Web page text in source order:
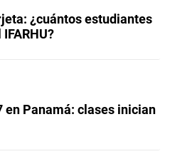
¿cuántos estudiantes
en Panamá: clases inician